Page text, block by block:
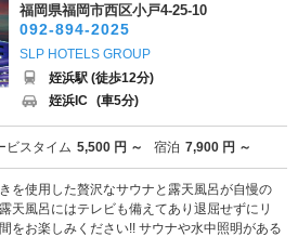
福岡県福岡市西区小戸4-25-10
092-894-2025
SLP HOTELS GROUP
姪浜駅 (徒歩12分)
姪浜IC (車5分)
ビスタイム 5,500 円 ～ 宿泊 7,900 円 ～
を使用した贅沢なサウナと露天風呂が自慢の
天風呂にはテレビも備えてあり退屈せずにリ
をお楽しみください!! サウナや水中照明がある